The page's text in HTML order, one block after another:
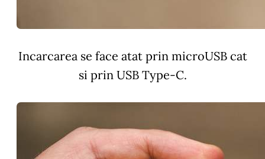
Incarcarea se face atat prin microUSB cat
si prin USB Type-C.